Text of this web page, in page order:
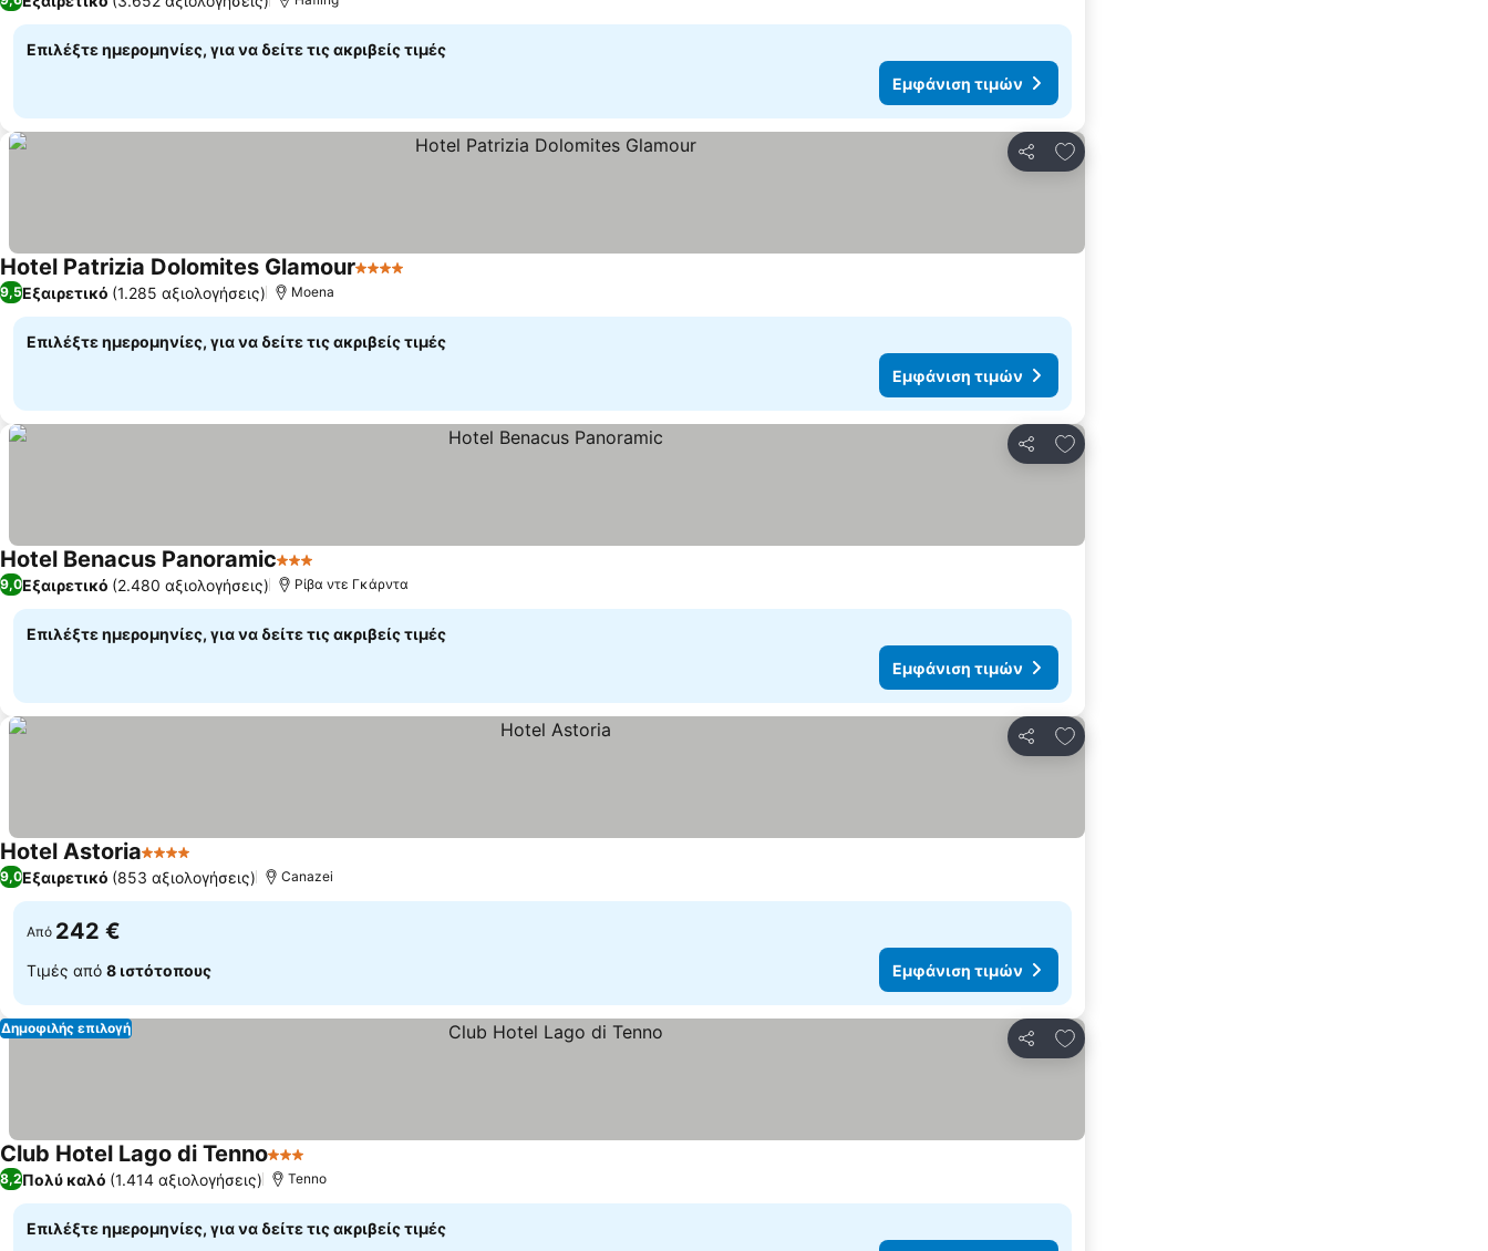
Επιλέξτε ημερομηνίες, για να δείτε τις ακριβείς τιμές
Εμφάνιση τιμών
Κοινοποίηση
Προσθήκη στα αγαπημένα
Hotel Patrizia Dolomites Glamour4 Αστέρια
9,5Εξαιρετικό (1.285 αξιολογήσεις) Moena
Επιλέξτε ημερομηνίες, για να δείτε τις ακριβείς τιμές
Εμφάνιση τιμών
Κοινοποίηση
Προσθήκη στα αγαπημένα
Hotel Benacus Panoramic3 Αστέρια
9,0Εξαιρετικό (2.480 αξιολογήσεις) Ρίβα ντε Γκάρντα
Επιλέξτε ημερομηνίες, για να δείτε τις ακριβείς τιμές
Εμφάνιση τιμών
Κοινοποίηση
Προσθήκη στα αγαπημένα
Hotel Astoria4 Αστέρια
9,0Εξαιρετικό (853 αξιολογήσεις) Canazei
Από 242 €
Τιμές από 8 ιστότοπους Εμφάνιση τιμών
Κοινοποίηση
Προσθήκη στα αγαπημένα
Δημοφιλής επιλογή
Club Hotel Lago di Tenno3 Αστέρια
8,2Πολύ καλό (1.414 αξιολογήσεις) Tenno
Επιλέξτε ημερομηνίες, για να δείτε τις ακριβείς τιμές